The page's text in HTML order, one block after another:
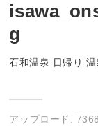
g
石和温泉 日帰り
アップロード: